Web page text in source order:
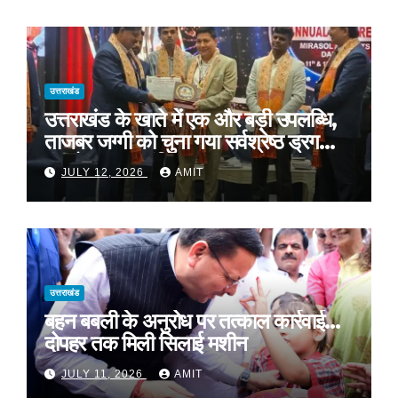
उत्तराखंड
उत्तराखंड के खाते में एक और बड़ी उपलब्धि,
ताजबर जग्गी को चुना गया सर्वश्रेष्ठ ड्रग
कंट्रोलर ऑफ इंडिया
JULY 12, 2026 AMIT
उत्तराखंड
बहन बबली के अनुरोध पर तत्काल कार्रवाई…
दोपहर तक मिली सिलाई मशीन
JULY 11, 2026 AMIT